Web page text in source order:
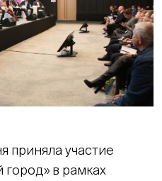
приняла участие
город» в рамках